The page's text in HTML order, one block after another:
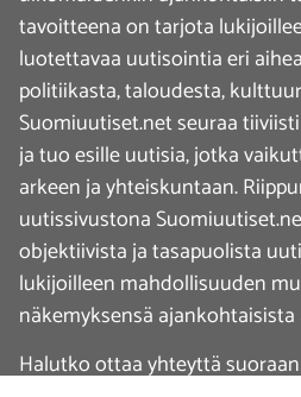
tavoitteena on tarjota
luotettavaa uutisointia eri
politiikasta, taloudesta,
Suomiuutiset.net seuraa
ja tuo esille uutisia, jotka
arkeen ja yhteiskuntaan.
uutissivustona
objektiivista ja tasapuolista
lukijoilleen mahdollisuuden
näkemyksensä
Halutko ottaa yhteyttä